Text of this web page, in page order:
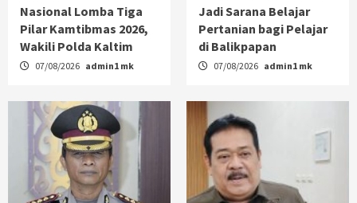
Nasional Lomba Tiga
Pilar Kamtibmas 2026,
Wakili Polda Kaltim
07/08/2026 admin1 mk
Jadi Sarana Belajar
Pertanian bagi Pelajar
di Balikpapan
07/08/2026 admin1 mk